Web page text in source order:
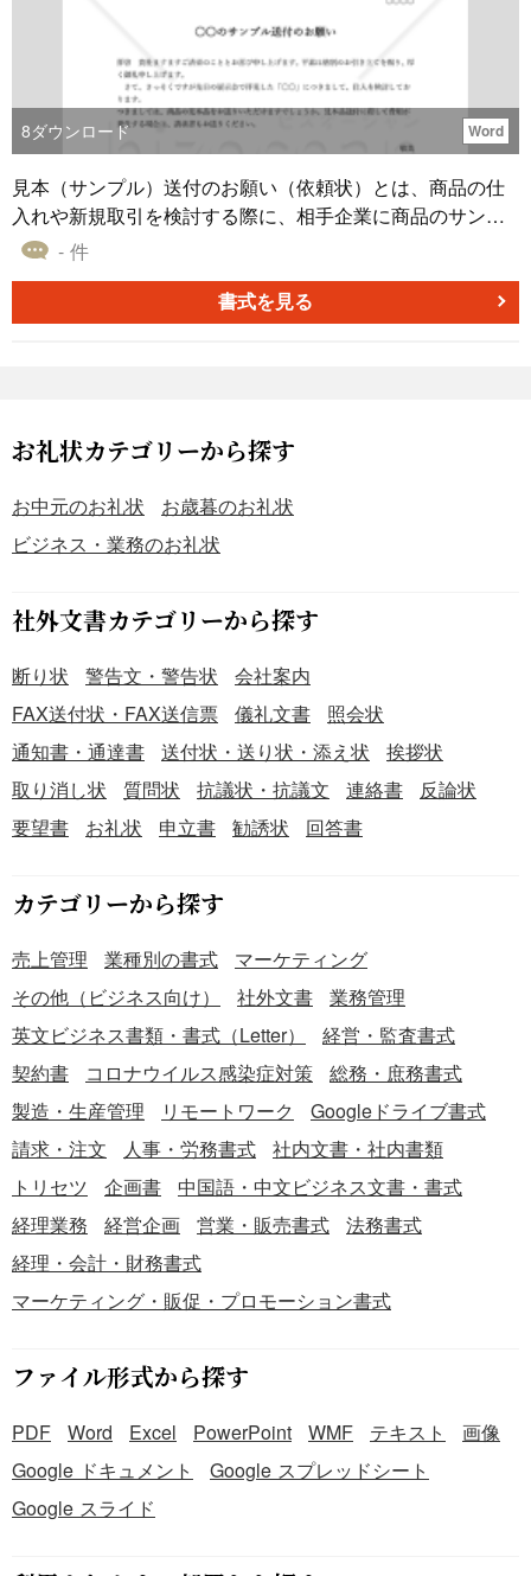
8ダウンロード Word
見本（サンプル）送付のお願い（依頼状）とは、商品の仕
入れや新規取引を検討する際に、相手企業に商品のサンプ
ルを送ってもらうよう依頼する文書です。 この文書を作成
し、実際の使用感や機能を確認することです。これによ
り、将来的な購入判断に役立てることができます。 また、
見本（サンプル）送付のお願い（依頼状）のテンプレート
です。新規取引や商品の仕入れをご検討の際に、本テンプ
レートをご活用ください。
- 件
書式を見る
お礼状カテゴリーから探す
お中元のお礼状
お歳暮のお礼状
ビジネス・業務のお礼状
社外文書カテゴリーから探す
断り状 警告文・警告状
会社案内
FAX送付状・FAX送信票
儀礼文書
照会状
通知書・通達書
送付状・送り状・添え状
挨拶状
取り消し状
質問状 抗議状・抗議文 連絡書
反論状
要望書
お礼状 申立書 勧誘状 回答書
カテゴリーから探す
売上管理 業種別の書式
マーケティング
その他（ビジネス向け）
社外文書
業務管理
英文ビジネス書類・書式（Letter）
経営・監査書式
契約書
コロナウイルス感染症対策
総務・庶務書式
製造・生産管理
リモートワーク
Googleドライブ書式
請求・注文
人事・労務書式
社内文書・社内書類
トリセツ
企画書
中国語・中文ビジネス文書・書式
経理業務
経営企画 営業・販売書式
法務書式
経理・会計・財務書式
マーケティング・販促・プロモーション書式
ファイル形式から探す
PDF Word Excel PowerPoint WMF テキスト
画像
Google ドキュメント
Google スプレッドシート
Google スライド